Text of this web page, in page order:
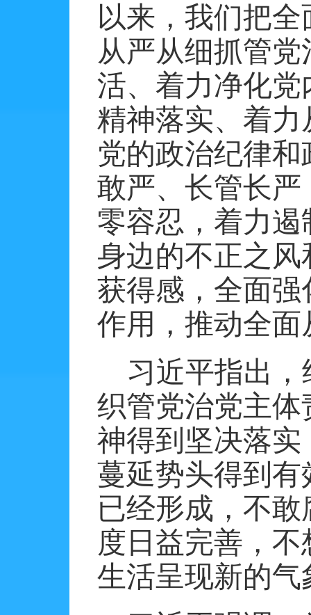
以来，我们把
从严从细抓管
活、着力净化
精神落实、着
党的政治纪律
敢严、长管长
零容忍，着力
身边的不正之
获得感，全面
作用，推动全
习近平指出
织管党治党主
神得到坚决落
蔓延势头得到
已经形成，不
度日益完善，
生活呈现新的气